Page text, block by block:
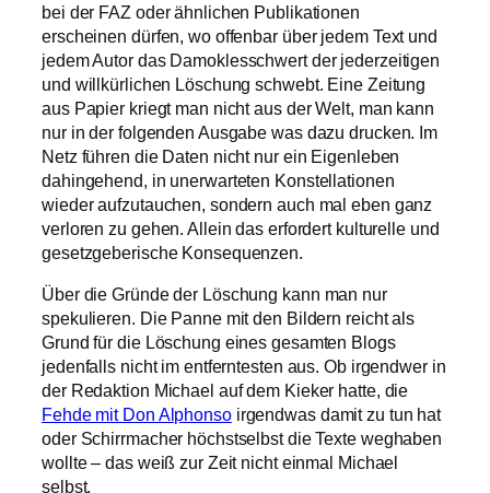
bei der FAZ oder ähnlichen Publikationen
erscheinen dürfen, wo offenbar über jedem Text und
jedem Autor das Damoklesschwert der jederzeitigen
und willkürlichen Löschung schwebt. Eine Zeitung
aus Papier kriegt man nicht aus der Welt, man kann
nur in der folgenden Ausgabe was dazu drucken. Im
Netz führen die Daten nicht nur ein Eigenleben
dahingehend, in unerwarteten Konstellationen
wieder aufzutauchen, sondern auch mal eben ganz
verloren zu gehen. Allein das erfordert kulturelle und
gesetzgeberische Konsequenzen.
Über die Gründe der Löschung kann man nur
spekulieren. Die Panne mit den Bildern reicht als
Grund für die Löschung eines gesamten Blogs
jedenfalls nicht im entferntesten aus. Ob irgendwer in
der Redaktion Michael auf dem Kieker hatte, die
Fehde mit Don Alphonsoirgendwas damit zu tun hat
oder Schirrmacher höchstselbst die Texte weghaben
wollte – das weiß zur Zeit nicht einmal Michael
selbst.